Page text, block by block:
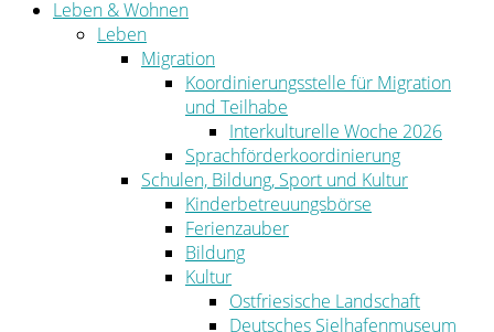
Leben & Wohnen
Leben
Migration
Koordinierungsstelle für Migration
und Teilhabe
Interkulturelle Woche 2026
Sprachförderkoordinierung
Schulen, Bildung, Sport und Kultur
Kinderbetreuungsbörse
Ferienzauber
Bildung
Kultur
Ostfriesische Landschaft
Deutsches Sielhafenmuseum